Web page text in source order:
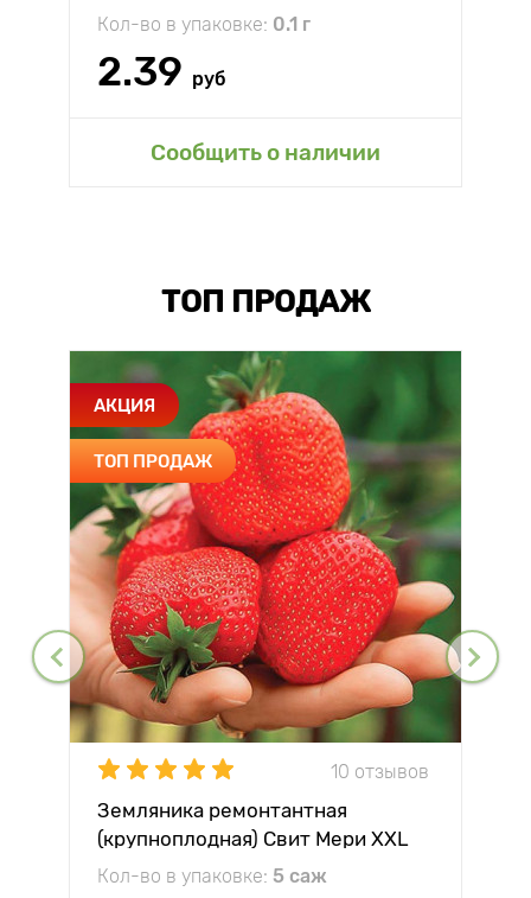
Кол-во в упаковке: 0.1 г
2.39 руб
Сообщить о наличии
ТОП ПРОДАЖ
АКЦИЯ
ТОП ПРОДАЖ
10 отзывов
Земляника ремонтантная
(крупноплодная) Свит Мери XXL
Кол-во в упаковке: 5 саж